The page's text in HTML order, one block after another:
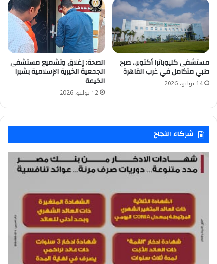
مستشفى كليوباترا أكتوبر.. صرح
طبي متكامل في غرب القاهرة
14 يوليو، 2026
الصحة: إغلاق وتشميع مستشفى
الجمعية الخيرية الإسلامية بشبرا
الخيمة
12 يوليو، 2026
شركاء النجاح